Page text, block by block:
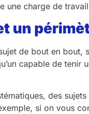
une charge de
un
de bout en bout,
capable de tenir
des
si on vous